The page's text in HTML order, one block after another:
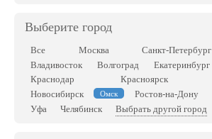
Выберите город
Все Москва Санкт-Петербург
Владивосток
Волгоград Екатеринбург
Краснодар
Красноярск
Новосибирск
Омск Ростов-на-Дону
Уфа
Челябинск Выбрать другой город